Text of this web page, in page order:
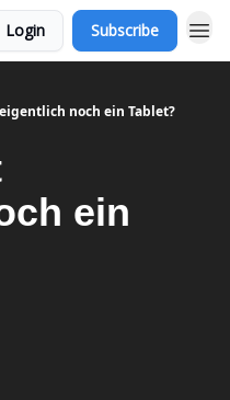
Login Subscribe
noch ein Tablet?
ein